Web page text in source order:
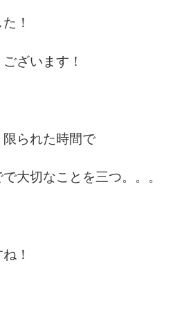
！
ざいます！
られた時間で
大切なことを三つ。。。
！